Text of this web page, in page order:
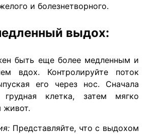
и болезнетворного.
выдох:
быть еще более медленным и
вдох. Контролируйте поток
его через нос. Сначала
грудная клетка, затем мягко
живот.
Представляйте, что с выдохом